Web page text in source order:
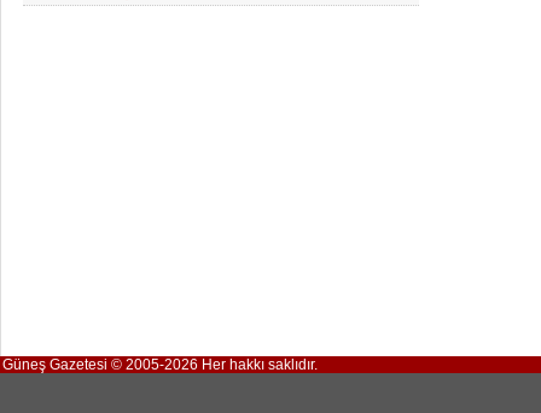
Güneş Gazetesi © 2005-2026 Her hakkı saklıdır.